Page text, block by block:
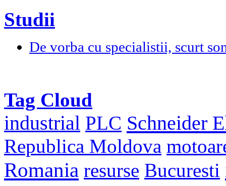
Studii
De vorba cu specialistii, scurt
Tag Cloud
industrial PLC Schneider
Republica Moldova
Romania resurse Bucuresti